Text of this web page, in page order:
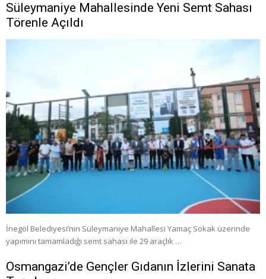
Süleymaniye Mahallesinde Yeni Semt Sahası
Törenle Açıldı
İnegöl Belediyesi’nin Süleymaniye Mahallesi Yamaç Sokak üzerinde
yapımını tamamladığı semt sahası ile 29 araçlık …
Osmangazi’de Gençler Gıdanın İzlerini Sanata